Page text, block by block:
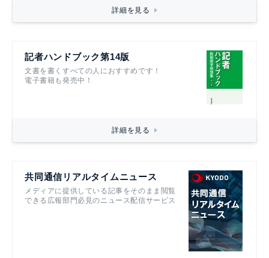
詳細を見る
記者ハンドブック第14版
文書を書くすべての人におすすめです！
電子書籍も発売中！
詳細を見る
共同通信リアルタイムニュース
メディアに提供している記事をそのまま閲覧
できる広報部門必見のニュース配信サービス